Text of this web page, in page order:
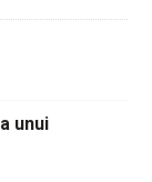
unui